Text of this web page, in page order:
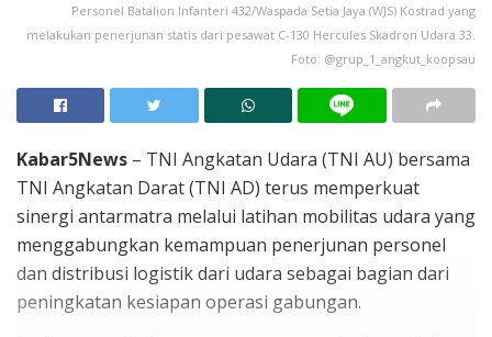
Personel Batalion Infanteri 432/Waspada Setia Jaya (WJS) Kostrad yang
melakukan penerjunan statis dari pesawat C-130 Hercules Skadron Udara 33.
Foto: @grup_1_angkut_koopsau
Kabar5News – TNI Angkatan Udara (TNI AU) bersama
TNI Angkatan Darat (TNI AD) terus memperkuat
sinergi antarmatra melalui latihan mobilitas udara yang
menggabungkan kemampuan penerjunan personel
dan distribusi logistik dari udara sebagai bagian dari
peningkatan kesiapan operasi gabungan.